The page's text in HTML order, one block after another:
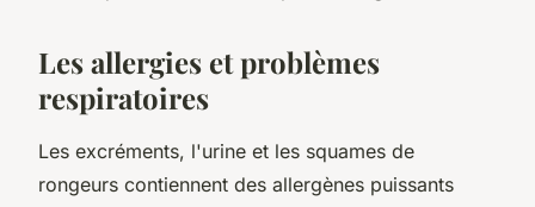
Les allergies et problèmes
respiratoires
Les excréments, l'urine et les squames de
rongeurs contiennent des allergènes puissants